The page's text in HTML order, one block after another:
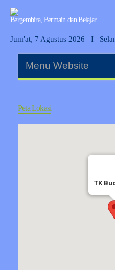
Bergembira, Bermain dan Belajar
Jum'at, 7 Agustus 2026 I
Menu Website
Peta Lokasi
TK